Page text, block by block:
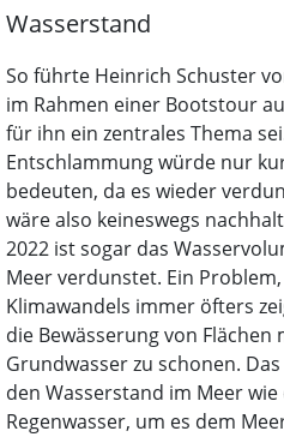
Wasserstand
So führte Heinrich Schuster
im Rahmen einer Bootstour
für ihn ein zentrales Thema
Entschlammung würde nur
bedeuten, da es wieder
wäre also keineswegs
2022 ist sogar das
Meer verdunstet. Ein
Klimawandels immer öfters
die Bewässerung von Flächen
Grundwasser zu schonen.
den Wasserstand im Meer
Regenwasser, um es dem